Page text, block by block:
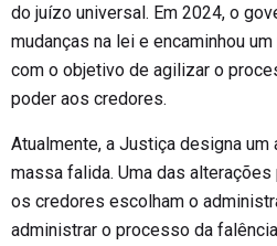
do juízo universal. Em 2024, o
mudanças na lei e encaminhou
com o objetivo de agilizar o
poder aos credores.
Atualmente, a Justiça designa um
massa falida. Uma das
os credores escolham o
administrar o processo da